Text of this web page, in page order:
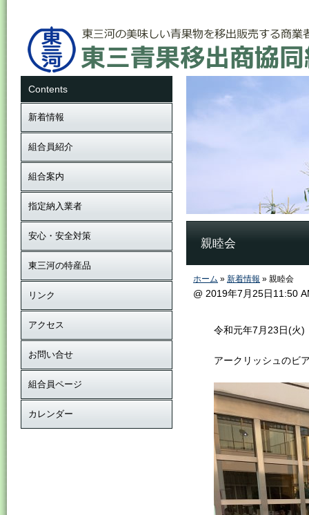
親睦会
ホーム » 新着情報 » 親睦会
@ 2019年7月25日11:50
令和元年7月23日(火)
アークリッシュのビ
Contents
新着情報
組合員紹介
組合案内
指定納入業者
安心・安全対策
東三河の特産品
リンク
アクセス
お問い合せ
組合員ページ
カレンダー